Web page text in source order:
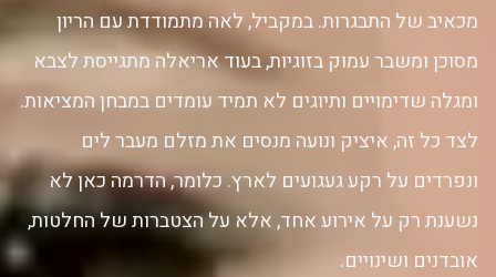
מכאיב של התבגרות. במקביל, לאה מתמודדת עם הריון
מסוכן ומשבר עמוק בזוגיות, בעוד אריאלה מתגייסת לצבא
ומגלה שדימויים ותיוגים לא תמיד עומדים במבחן המציאות.
לצד כל זה, איציק ונועה מנסים את מזלם מעבר לים
ונפרדים על רקע געגועים לארץ. כלומר, הדרמה כאן לא
נשענת רק על אירוע אחד, אלא על הצטברות של החלטות,
אובדנים ושינויים.